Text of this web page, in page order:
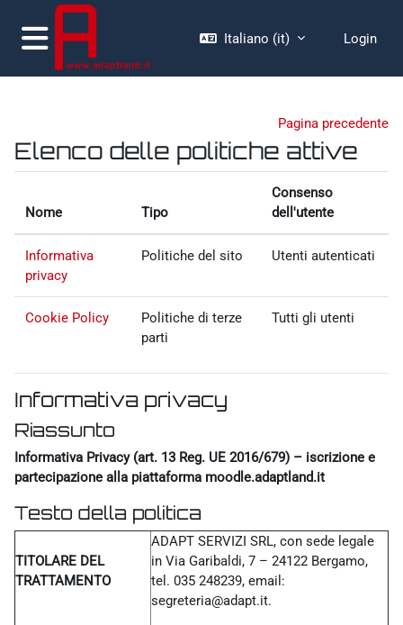
Vai al contenuto principale
Pannello laterale
Italiano ‎(it)‎ Login
Pagina precedente
Elenco delle politiche attive
Nome Tipo
Consenso
dell'utente
Informativa
privacy
Politiche del sito Utenti autenticati
Cookie Policy
Politiche di terze
parti
Tutti gli utenti
Informativa privacy
Riassunto
Informativa Privacy (art. 13 Reg. UE 2016/679) – iscrizione e
partecipazione alla piattaforma moodle.adaptland.it
Testo della politica
TITOLARE DEL
TRATTAMENTO
ADAPT SERVIZI SRL, con sede legale
in Via Garibaldi, 7 – 24122 Bergamo,
tel. 035 248239, email:
segreteria@adapt.it.